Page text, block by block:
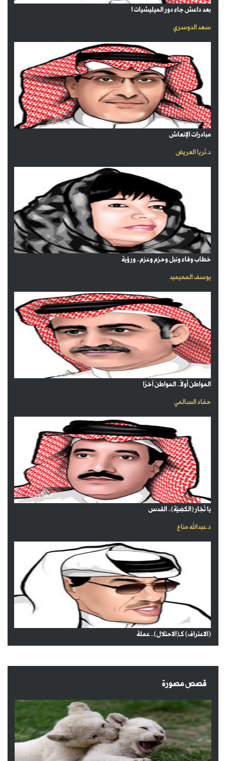
بعد داعش جاء دور الميليشيات ا
سعد الدوسري
مبادرات الإنعاش
د.ثريا العريض
خطاب وفاء ونبل وحزم وعزم.. ورؤية
يوسف المحيميد
المواطن أولاً.. المواطن آخرًا
حمّاد السالمي
يا تُجّار (الكضِيّة).. القدس
د.عبدالله مناع
(الاعتراف) كـ(الاحتلال).. عملة
قصص مصورة